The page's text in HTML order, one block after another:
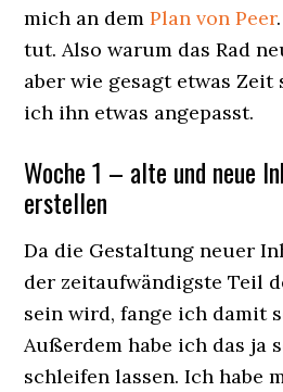
mich an demPlan von Peer
tut. Also warum das Rad
aber wie gesagt etwas Zeit
ich ihn etwas angepasst.
Woche 1 – alte und neue
erstellen
Da die Gestaltung neuer
der zeitaufwändigste Teil
sein wird, fange ich damit
Außerdem habe ich das ja
schleifen lassen. Ich habe